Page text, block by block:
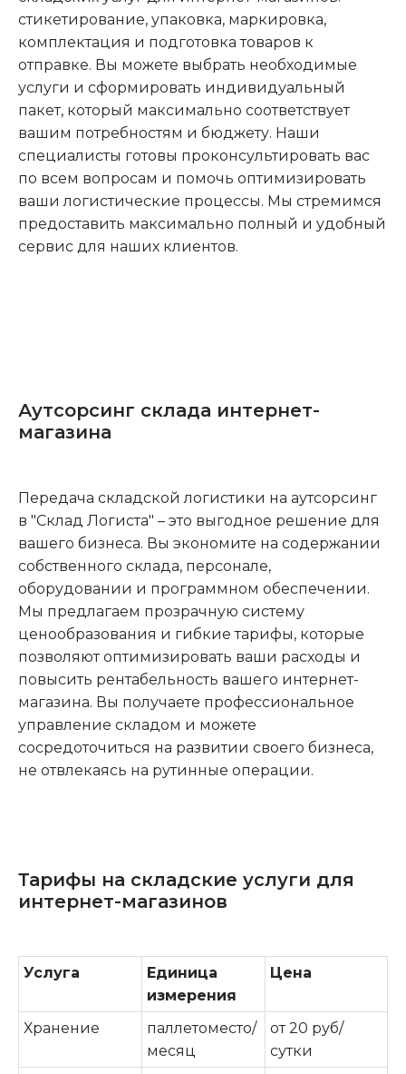
стикетирование, упаковка, маркировка,
комплектация и подготовка товаров к
отправке. Вы можете выбрать необходимые
услуги и сформировать индивидуальный
пакет, который максимально соответствует
вашим потребностям и бюджету. Наши
специалисты готовы проконсультировать вас
по всем вопросам и помочь оптимизировать
ваши логистические процессы. Мы стремимся
предоставить максимально полный и удобный
сервис для наших клиентов.
Аутсорсинг склада интернет-
магазина
Передача складской логистики на аутсорсинг
в "Склад Логиста" – это выгодное решение для
вашего бизнеса. Вы экономите на содержании
собственного склада, персонале,
оборудовании и программном обеспечении.
Мы предлагаем прозрачную систему
ценообразования и гибкие тарифы, которые
позволяют оптимизировать ваши расходы и
повысить рентабельность вашего интернет-
магазина. Вы получаете профессиональное
управление складом и можете
сосредоточиться на развитии своего бизнеса,
не отвлекаясь на рутинные операции.
Тарифы на складские услуги для
интернет-магазинов
Услуга
Единица
измерения
Цена
Хранение
паллетоместо/
месяц
от 20 руб/
сутки